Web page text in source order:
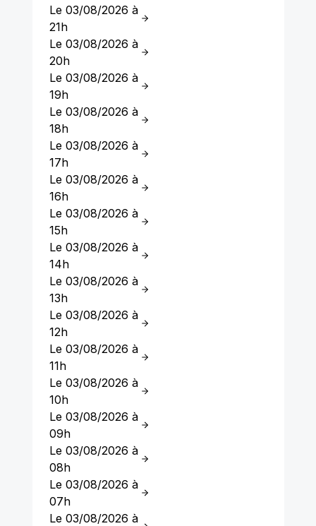
Le 03/08/2026 à
21h
Le 03/08/2026 à
20h
Le 03/08/2026 à
19h
Le 03/08/2026 à
18h
Le 03/08/2026 à
17h
Le 03/08/2026 à
16h
Le 03/08/2026 à
15h
Le 03/08/2026 à
14h
Le 03/08/2026 à
13h
Le 03/08/2026 à
12h
Le 03/08/2026 à
11h
Le 03/08/2026 à
10h
Le 03/08/2026 à
09h
Le 03/08/2026 à
08h
Le 03/08/2026 à
07h
Le 03/08/2026 à